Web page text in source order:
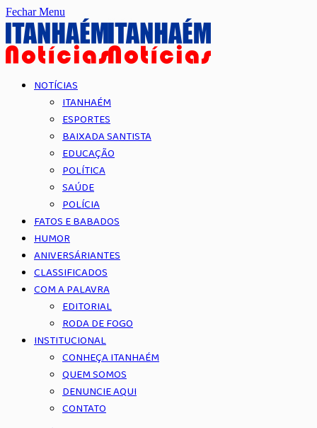
Fechar Menu
NOTÍCIAS
ITANHAÉM
ESPORTES
BAIXADA SANTISTA
EDUCAÇÃO
POLÍTICA
SAÚDE
POLÍCIA
FATOS E BABADOS
HUMOR
ANIVERSÁRIANTES
CLASSIFICADOS
COM A PALAVRA
EDITORIAL
RODA DE FOGO
INSTITUCIONAL
CONHEÇA ITANHAÉM
QUEM SOMOS
DENUNCIE AQUI
CONTATO